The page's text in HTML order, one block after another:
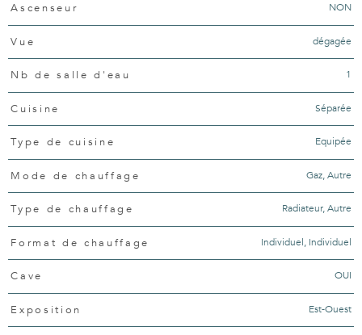
Ascenseur NON
Vue dégagée
Nb de salle d'eau 1
Cuisine Séparée
Type de cuisine Equipée
Mode de chauffage Gaz, Autre
Type de chauffage Radiateur, Autre
Format de chauffage Individuel, Individuel
Cave OUI
Exposition Est-Ouest